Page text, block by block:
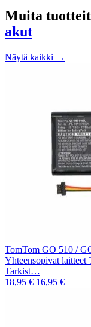
Muita
akut
Näytä kaikki →
TomTom GO 510 /
Yhteensopivat laitteet
Tarkist…
18,95 € 16,95 €